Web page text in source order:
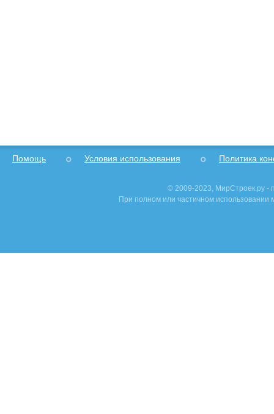
Помощь Условия использования Политика
© 2009-2023, МирСтроек.ру -
При полном или частичном использовании